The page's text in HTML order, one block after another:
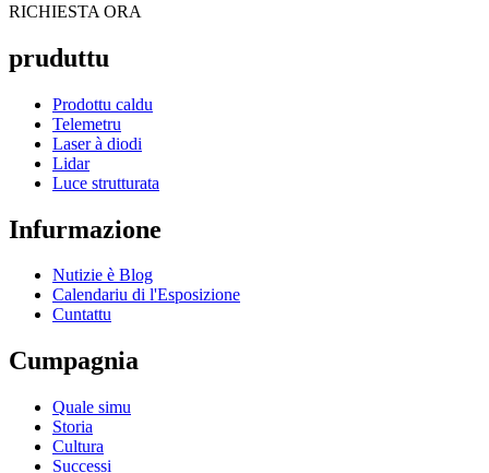
RICHIESTA ORA
pruduttu
Prodottu caldu
Telemetru
Laser à diodi
Lidar
Luce strutturata
Infurmazione
Nutizie è Blog
Calendariu di l'Esposizione
Cuntattu
Cumpagnia
Quale simu
Storia
Cultura
Successi